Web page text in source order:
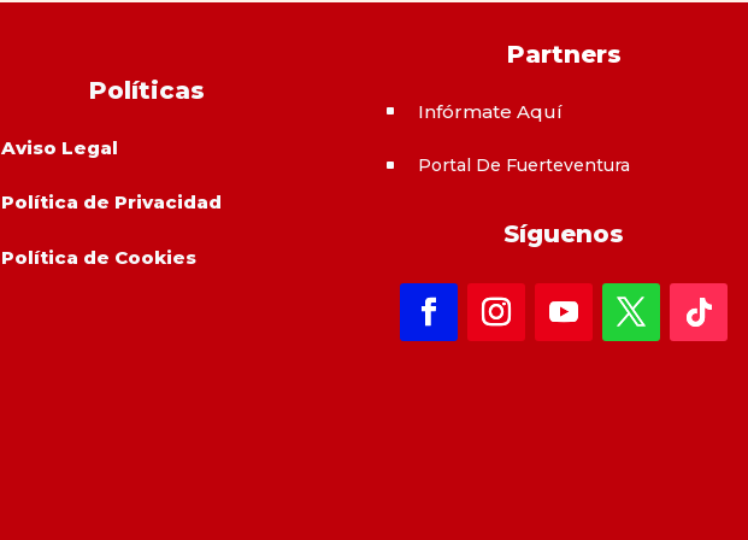
Políticas
Aviso Legal
Política de Privacidad
Política de Cookies
Partners
^ Infórmate Aquí
^ Portal De Fuerteventura
Síguenos